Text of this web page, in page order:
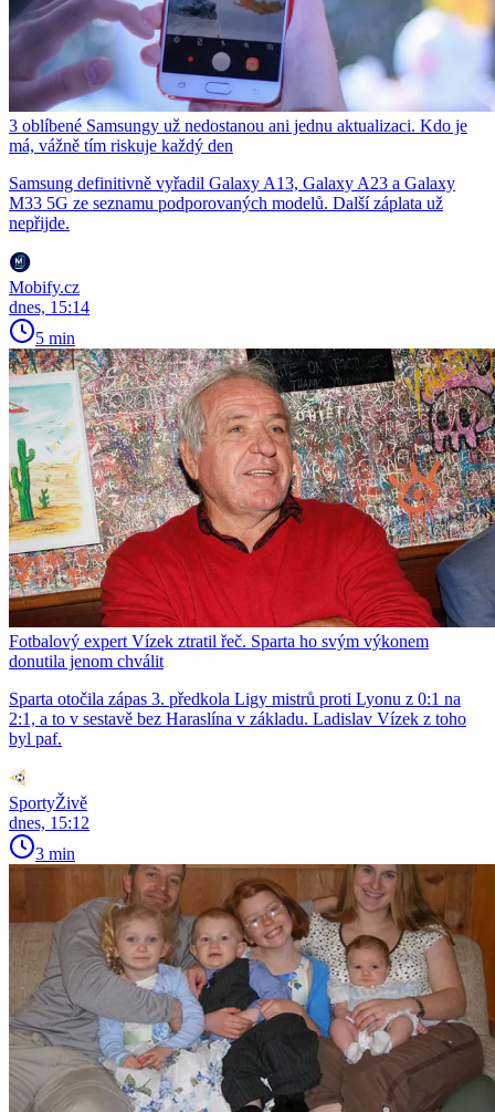
3 oblíbené Samsungy už nedostanou ani jednu aktualizaci. Kdo je
má, vážně tím riskuje každý den
Samsung definitivně vyřadil Galaxy A13, Galaxy A23 a Galaxy
M33 5G ze seznamu podporovaných modelů. Další záplata už
nepřijde.
Mobify.cz
dnes, 15:14
5 min
Fotbalový expert Vízek ztratil řeč. Sparta ho svým výkonem
donutila jenom chválit
Sparta otočila zápas 3. předkola Ligy mistrů proti Lyonu z 0:1 na
2:1, a to v sestavě bez Haraslína v základu. Ladislav Vízek z toho
byl paf.
SportyŽivě
dnes, 15:12
3 min